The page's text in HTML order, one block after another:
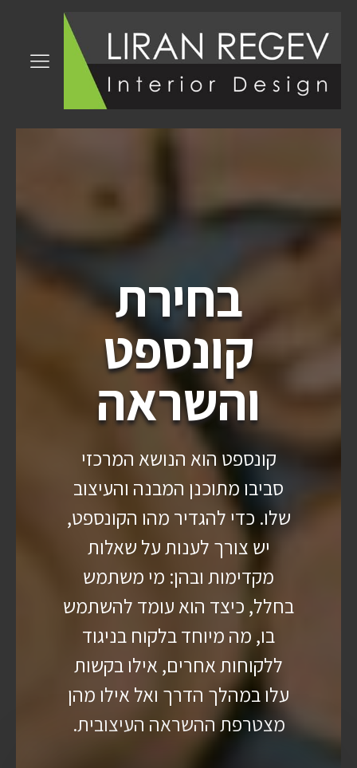
בחירת
קונספט
והשראה
קונספט הוא הנושא המרכזי
סביבו מתוכנן המבנה והעיצוב
שלו. כדי להגדיר מהו הקונספט,
יש צורך לענות על שאלות
מקדימות ובהן: מי משתמש
בחלל, כיצד הוא עומד להשתמש
בו, מה מיוחד בלקוח בניגוד
ללקוחות אחרים, אילו בקשות
עלו במהלך הדרך ואל אילו מהן
מצטרפת ההשראה העיצובית.